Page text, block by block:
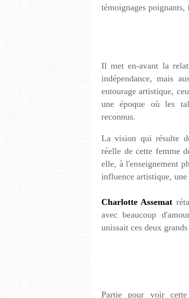
témoignages poignants,
Il met en-avant la
indépendance, mais
entourage artistique,
une époque où les
reconnus.
La vision qui résulte
réelle de cette femme
elle, à l'enseignement
influence artistique,
Charlotte Assemat
avec beaucoup
unissait ces deux
Partie pour voir